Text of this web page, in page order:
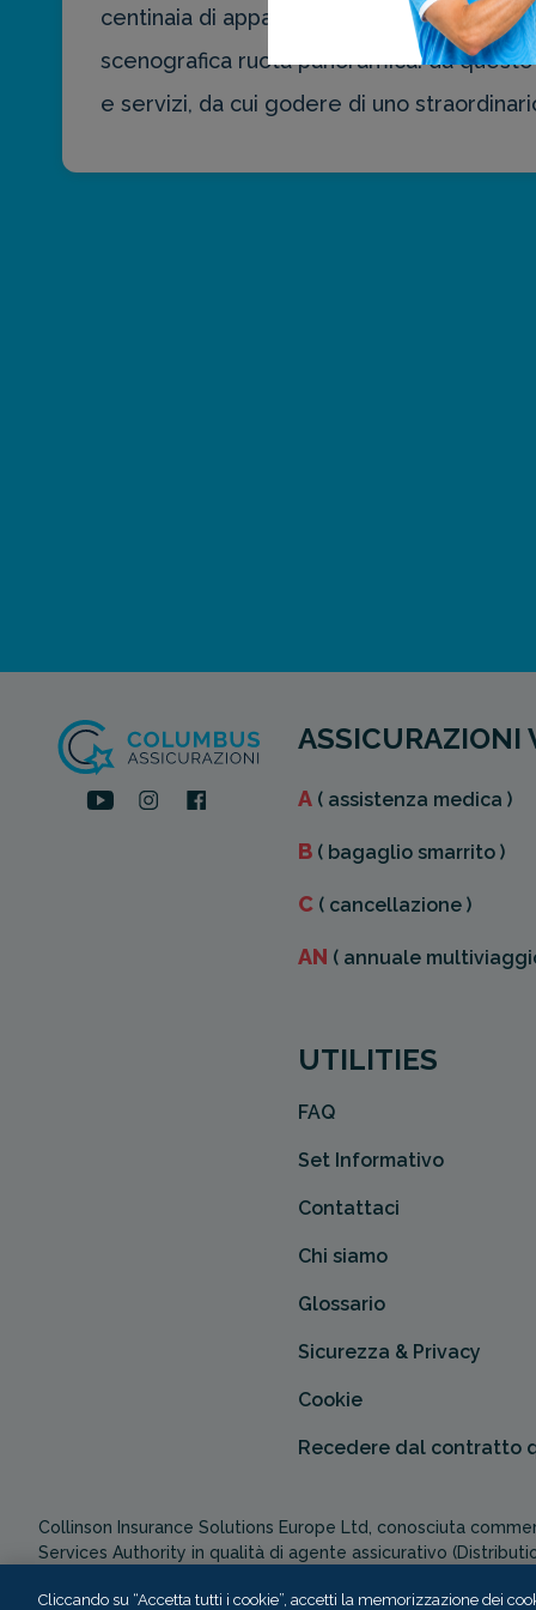
centinaia di apparizioni sul piccolo e
scenografica ruota panoramica: da
e servizi, da cui godere di uno
ASSICURAZIONI
A( assistenza medica )
B( bagaglio smarrito )
C( cancellazione )
AN ( annuale
UTILITIES
FAQ
Set Informativo
Contattaci
Chi siamo
Glossario
Sicurezza & Privacy
Cookie
Recedere dal contratto
Collinson Insurance Solutions Europe Ltd, conosciuta
Services Authority in qualità di agente assicurativo
Cliccando su “Accetta tutti i cookie”, accetti la memorizzazione dei